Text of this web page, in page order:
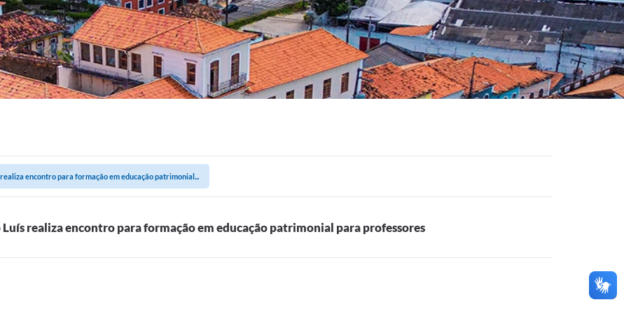
encontro para formação em educação patrimonial...
realiza encontro para formação em educação patrimonial para professores